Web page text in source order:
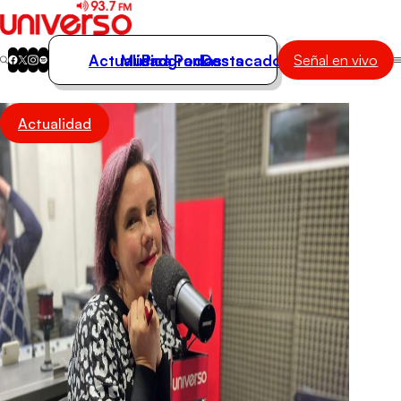
Actualidad
Música
Programas
Podcasts
Destacados
Actualidad
Música
Programas
Podcasts
Destacados Señal en vivo
Actualidad